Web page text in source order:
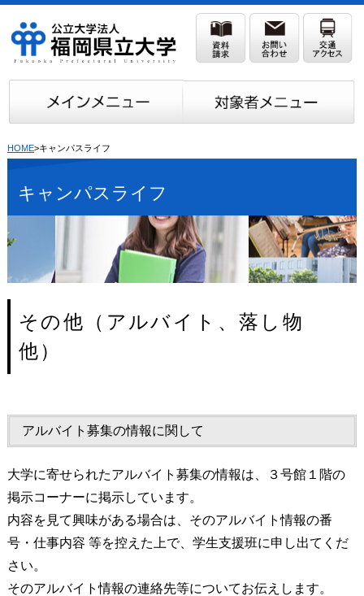
HOME>キャンパスライフ
キャンパスライフ
その他（アルバイト、落し物
他）
アルバイト募集の情報に関して
大学に寄せられたアルバイト募集の情報は、３号館１階の
掲示コーナーに掲示しています。
内容を見て興味がある場合は、そのアルバイト情報の番
号・仕事内容 等を控えた上で、学生支援班に申し出てくだ
さい。
そのアルバイト情報の連絡先等についてお伝えします。